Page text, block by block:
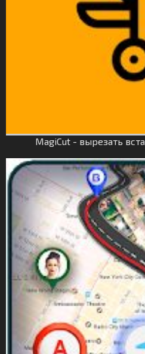
MagiCut - вырезать